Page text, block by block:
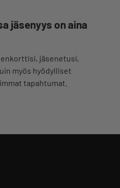
jäsenyys on aina
jäsenetusi,
myös hyödylliset
tapahtumat.